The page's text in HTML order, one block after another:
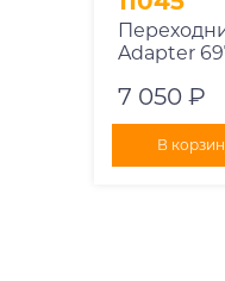
Adapter
7 050 ₽
В